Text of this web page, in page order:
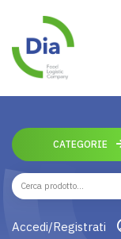
CATEGORIE
Accedi/Registrati